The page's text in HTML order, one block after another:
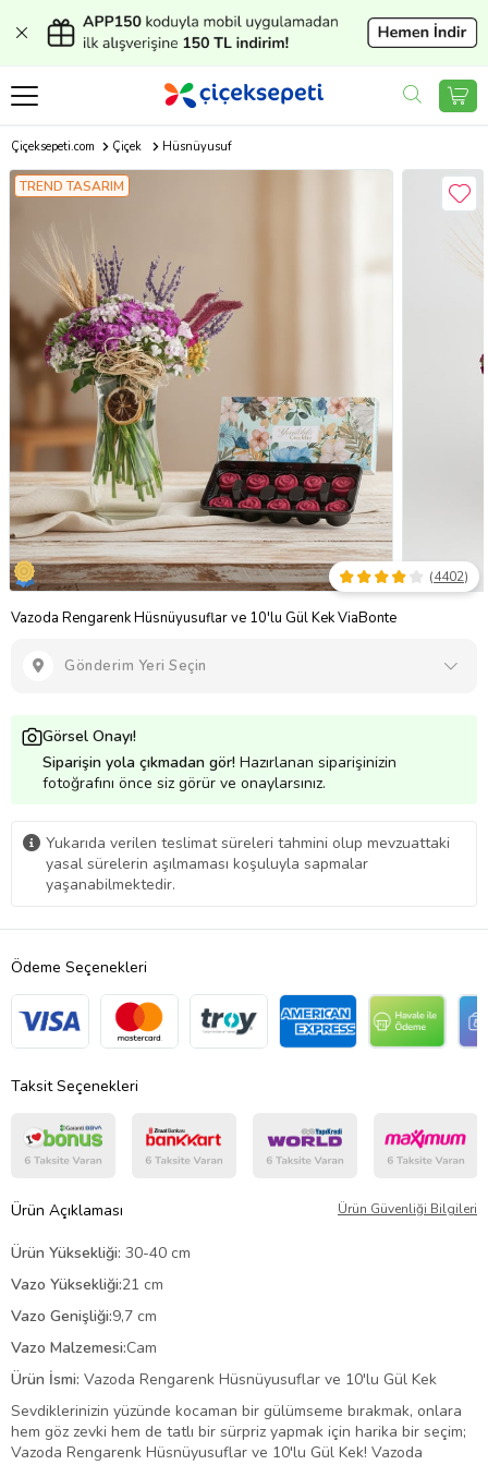
Çiçeksepeti.com Çiçek Hüsnüyusuf
TREND TASARIM
Vazoda Rengarenk Hüsnüyusuflar ve 10'lu Gül Kek ViaBonte
(4402)
Gönderim Yeri Seçin
Görsel Onayı!
Siparişin yola çıkmadan gör! Hazırlanan siparişinizin
fotoğrafını önce siz görür ve onaylarsınız.
Yukarıda verilen teslimat süreleri tahmini olup mevzuattaki
yasal sürelerin aşılmaması koşuluyla sapmalar
yaşanabilmektedir.
Ödeme Seçenekleri
Taksit Seçenekleri
Ürün Açıklaması Ürün Güvenliği Bilgileri
Ürün Yüksekliği: 30-40 cm
Vazo Yüksekliği:21 cm
Vazo Genişliği:9,7 cm
Vazo Malzemesi:Cam
Ürün İsmi: Vazoda Rengarenk Hüsnüyusuflar ve 10'lu Gül Kek
Sevdiklerinizin yüzünde kocaman bir gülümseme bırakmak, onlara
hem göz zevki hem de tatlı bir sürpriz yapmak için harika bir seçim;
Vazoda Rengarenk Hüsnüyusuflar ve 10'lu Gül Kek! Vazoda